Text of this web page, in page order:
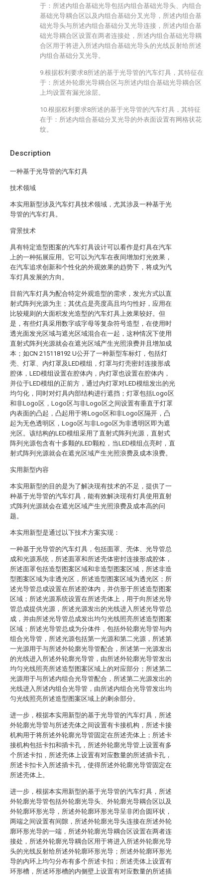
Description
一种基于光导管的汽车灯具
技术领域
本实用新型涉及汽车灯具技术领域，尤其涉及一种基于光
导管的汽车灯具。
背景技术
具有特定造型图案的汽车灯具设计可以看作是灯具在汽车
上的一种拓展应用。它可以为汽车在夜间增加灯光效果，
在汽车追求创新和个性化的外观效果的趋势下，将成为汽
车灯具发展的方向。
目前汽车灯具为配合特定外观造型的需求，发光方式以直
射式阵列光源为主；其优点是亮度高且均匀性好，应用在
比较规则的大面积发光造型的汽车灯具上效果较好。但
是，有些灯具采用数字或字母等复杂符号造型，在使用时
透光面发光区域与遮光区域混合在一起，这种情况下使用
直射式阵列光源就会在遮光区域产生光照浪费并且增加成
本；如CN 215118192 U公开了一种新型车标灯，包括灯
壳、灯罩、内灯罩及LED模组，灯罩与灯壳密封连接形成
腔体，LED模组设置在腔体内，内灯罩也设置在腔体内，
并位于LED模组的正前方，通过内灯罩对LED模组发出的光
均匀化，同时对灯具内部结构进行遮挡；灯罩包括Logo区
和非Logo区，Logo区与非Logo区之间设置有垂直于灯罩
内表面的凸起，凸起用于将Logo区和非Logo区隔开，凸
起为无色透明区，Logo区与非Logo区为非透明区即为遮
光区。该结构的LED模组采用了直射式阵列光源，直射式
阵列光源包含有十多颗的LED颗粒，当LED模组点亮时，直
射式阵列光源就会在遮光区域产生光照浪费及成本浪费。
实用新型内容
本实用新型的目的是为了解决现有技术的不足，提供了一
种基于光导管的汽车灯具，能有效解决现有灯具使用直射
式阵列光源就会在遮光区域产生光照浪费及成本高的问
题。
本实用新型是通过以下技术方案实现：
一种基于光导管的汽车灯具，包括面罩、壳体、光导管总
成和光源系统，所述面罩和所述壳体密封连接形成腔体，
所述面罩包括造型图案区域和非造型图案区域，所述非造
型图案区域为非透光区，所述造型图案区域为透光区；所
述光导管总成设置在所述腔体内，并仿形于所述造型图案
区域；所述光源系统设置在所述壳体上，用于向所述光导
管总成提供光源，所述光源发出的光线进入所述光导管总
成，并由所述光导管总成发出均匀光线照亮所述造型图案
区域；所述光导管总成为分体件，包括外轮廓光导管与内
组合光导管，所述光源包括第一光源和第二光源，所述第
一光源用于与所述外轮廓光导管配合，所述第一光源发出
的光线进入所述外轮廓光导管，由所述外轮廓光导管发出
均匀光线照亮所述造型图案区域上的对应部分；所述第二
光源用于与所述内组合光导管配合，所述第二光源发出的
光线进入所述内组合光导管，由所述内组合光导管发出均
匀光线照亮所述造型图案区域上的剩余部分。
进一步，根据本实用新型的基于光导管的汽车灯具，所述
外轮廓光导管与所述壳体之间设置有卡接机构，所述卡接
机构用于将所述外轮廓光导管固定在所述壳体上；所述卡
接机构包括卡扣和插卡孔，所述外轮廓光导管上设置有多
个所述卡扣，所述壳体上设置有对应数量的所述插卡孔，
所述卡扣卡入所述插卡孔，使得所述外轮廓光导管固定在
所述壳体上。
进一步，根据本实用新型的基于光导管的汽车灯具，所述
外轮廓光导管包括外轮廓光导头、外轮廓光导耦合区以及
外轮廓环形光导，所述外轮廓环形光导呈非闭合圆环状，
两端之间设置有间隙，所述外轮廓光导头连接在所述外轮
廓环形光导的一端，所述外轮廓光导耦合区设置在两者连
接处，所述外轮廓光导耦合区用于将进入所述外轮廓光导
头的光线反射给所述外轮廓环形光导；所述外轮廓环形光
导的内环上均匀分布有多个所述卡扣；所述壳体上设置有
环形槽，所述环形槽的内侧壁上设置有对应数量的所述插
于：所述内组合基础光导包括内组合基础光导头、内组合
基础光导耦合区以及内组合基础分叉光导，所述内组合基
础光导头与所述内组合基础分叉光导连接，所述内组合基
础光导耦合区设置在两者连接处，所述内组合基础光导耦
合区用于将进入所述内组合基础光导头的光线反射给所述
内组合基础分叉光导。
9.根据权利要求8所述的基于光导管的汽车灯具，其特征在
于：所述外轮廓光导耦合区与所述内组合基础光导耦合区
上均设置有漏光涂层。
10.根据权利要求8所述的基于光导管的汽车灯具，其特征
在于：所述内组合基础分叉光导的外表面设置有网格状花
纹。